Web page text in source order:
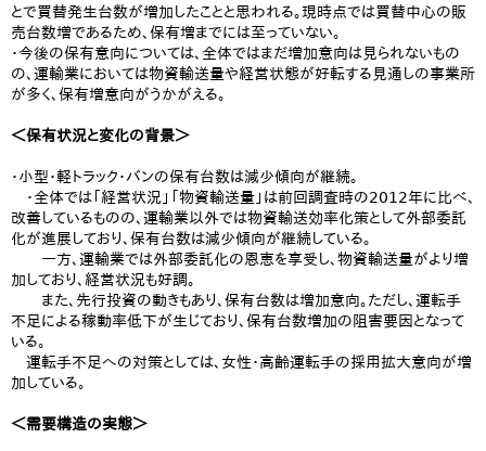
とで買替発生台数が増加したことと思われる。現時点では買替中心の販
売台数増であるため、保有増までには至っていない。
・今後の保有意向については、全体ではまだ増加意向は見られないもの
の、運輸業においては物資輸送量や経営状態が好転する見通しの事業所
が多く、保有増意向がうかがえる。
＜保有状況と変化の背景＞
・小型・軽トラック・バンの保有台数は減少傾向が継続。
・全体では「経営状況」「物資輸送量」は前回調査時の2012年に比べ、
改善しているものの、運輸業以外では物資輸送効率化策として外部委託
化が進展しており、保有台数は減少傾向が継続している。
一方、運輸業では外部委託化の恩恵を享受し、物資輸送量がより増
加しており、経営状況も好調。
また、先行投資の動きもあり、保有台数は増加意向。ただし、運転手
不足による稼動率低下が生じており、保有台数増加の阻害要因となって
いる。
運転手不足への対策としては、女性・高齢運転手の採用拡大意向が増
加している。
＜需要構造の実態＞